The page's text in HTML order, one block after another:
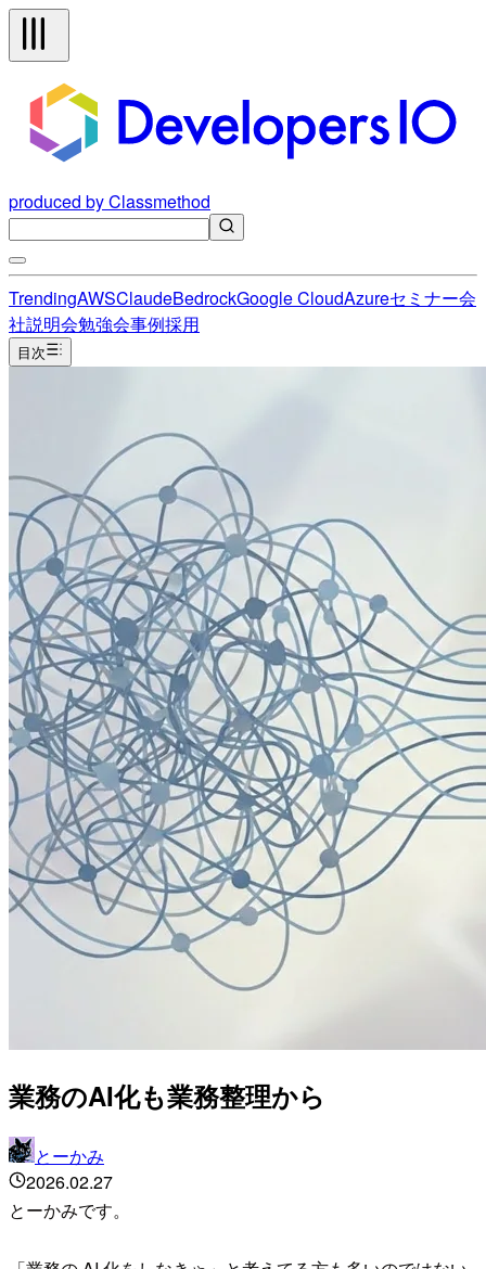
produced by Classmethod
TrendingAWSClaudeBedrockGoogle CloudAzureセミナー会
社説明会勉強会事例採用
目次
業務のAI化も業務整理から
とーかみ
2026.02.27
とーかみです。